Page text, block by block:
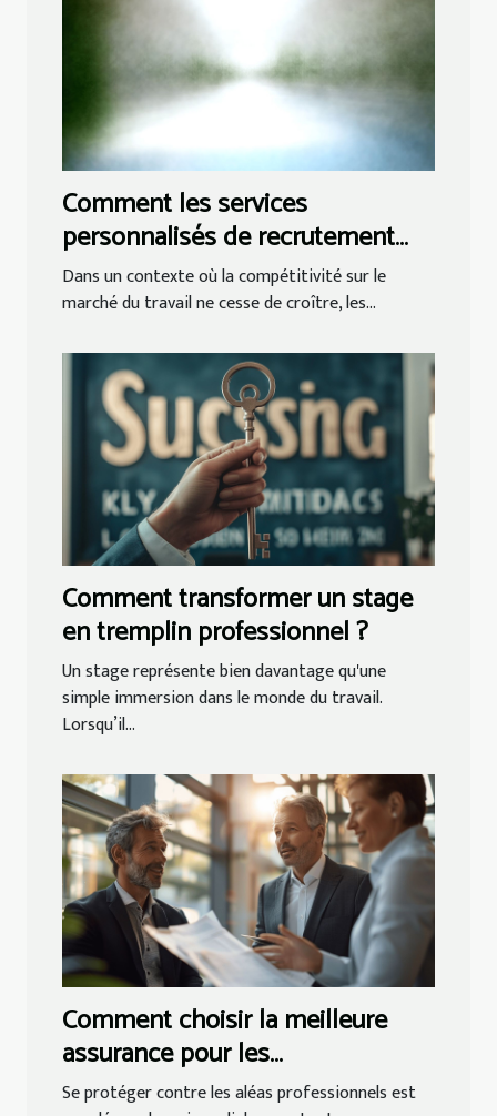
Comment les services
personnalisés de recrutement
peuvent transformer votre
entreprise ?
Dans un contexte où la compétitivité sur le
marché du travail ne cesse de croître, les...
Comment transformer un stage
en tremplin professionnel ?
Un stage représente bien davantage qu'une
simple immersion dans le monde du travail.
Lorsqu’il...
Comment choisir la meilleure
assurance pour les
professionnels
Se protéger contre les aléas professionnels est